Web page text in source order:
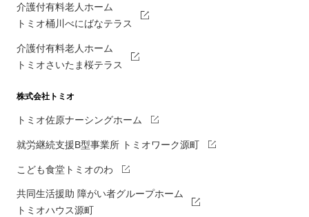
介護付有料老人ホーム
トミオ桶川べにばなテラス
介護付有料老人ホーム
トミオさいたま桜テラス
株式会社トミオ
トミオ佐原ナーシングホーム
就労継続支援B型事業所 トミオワーク源町
こども食堂トミオのわ
共同生活援助 障がい者グループホーム
トミオハウス源町